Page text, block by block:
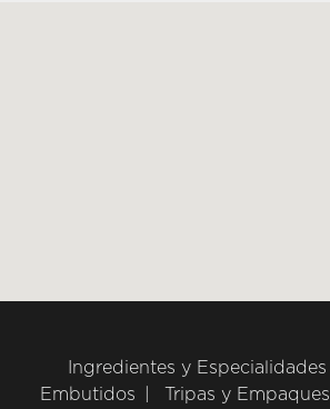
Ingredientes y Especialidades
Embutidos
Tripas y Empaques